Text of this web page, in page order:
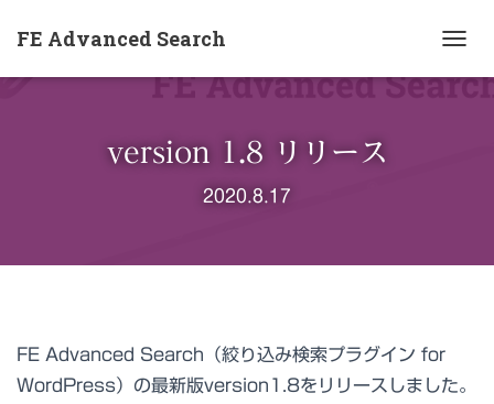
FE Advanced Search
ビ
version 1.8 リリース
2020.8.17
FE Advanced Search（絞り込み検索プラグイン for
WordPress）の最新版version1.8をリリースしました。